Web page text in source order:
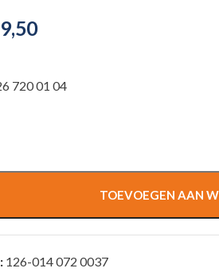
720 01 04
TOEVOEGEN AAN
126-014 072 0037